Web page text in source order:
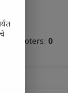
Total Voters: 0